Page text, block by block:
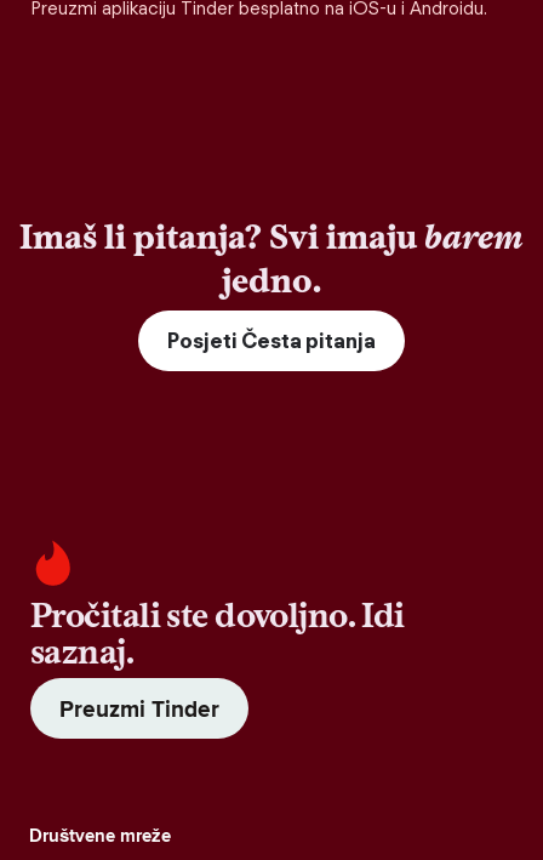
Preuzmi aplikaciju Tinder besplatno na iOS-u i Androidu.
Imaš li pitanja? Svi imaju barem
jedno.
Posjeti Česta pitanja
Pročitali ste dovoljno. Idi
saznaj.
Preuzmi Tinder
Društvene mreže